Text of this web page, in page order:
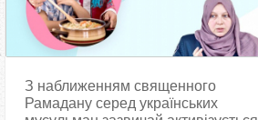
З наближенням священного
Рамадану серед українських